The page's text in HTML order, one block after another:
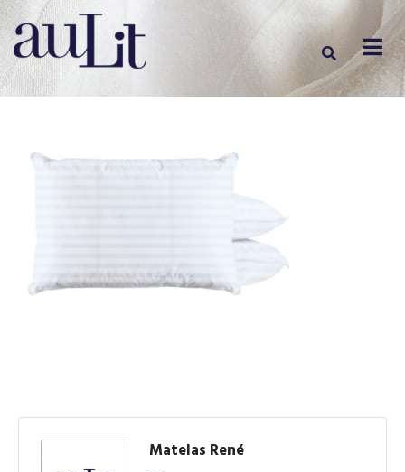
Matelas René